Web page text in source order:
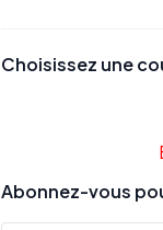
Choisissez une
Abonnez-vous